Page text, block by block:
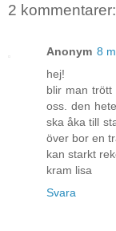
2 kommentarer:
Anonym 8
hej!
blir man trött
oss. den
ska åka till
över bor en
kan starkt
kram lisa
Svara